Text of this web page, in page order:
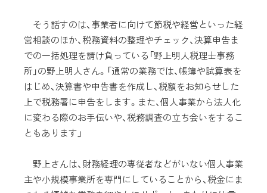
そう話すのは、事業者に向けて節税や経営といった経
営相談のほか、税務資料の整理やチェック、決算申告ま
での一括処理を請け負っている「野上明人税理士事務
所」の野上明人さん。「通常の業務では、帳簿や試算表を
はじめ、決算書や申告書を作成し、税額をお知らせした
上で税務署に申告をします。また、個人事業から法人化
に変わる際のお手伝いや、税務調査の立ち会いをするこ
ともあります」
野上さんは、財務経理の専従者などがいない個人事業
主や小規模事業所を専門にしていることから、税金にま